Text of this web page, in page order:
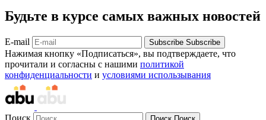
Будьте в курсе самых важных новостей
E-mail Subscribe Subscribe
Нажимая кнопку «Подписаться», вы подтверждаете, что
прочитали и согласны с нашими политикой
конфиденциальности и условиями использывания
Поиск